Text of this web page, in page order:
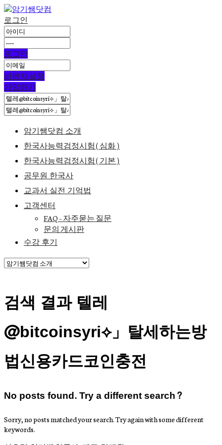
로그인
로그인
비번 재설정
가입하기
암기쌤닷컴 소개
한국사능력검정시험(심화)
한국사능력검정시험(기본)
공무원 한국사
교과서 실전 기억법
고객센터
FAQ – 자주묻는 질문
문의 게시판
수강 후기
검색 결과 텔레
@bitcoinsyri⟡」탈세하는방
법신용카드코인충전
No posts found. Try a different search?
Sorry, no posts matched your search. Try again with some different
keywords.